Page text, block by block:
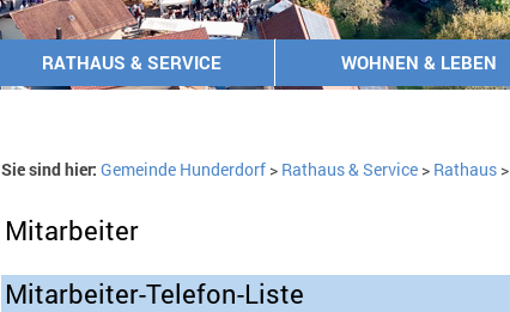
RATHAUS & SERVICE WOHNEN & LEBEN
Sie sind hier: Gemeinde Hunderdorf> Rathaus & Service> Rathaus>
Mitarbeiter
Mitarbeiter-Telefon-Liste